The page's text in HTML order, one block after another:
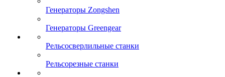
Генераторы Zongshen
Генераторы Greengear
Рельсосверлильные станки
Рельсорезные станки